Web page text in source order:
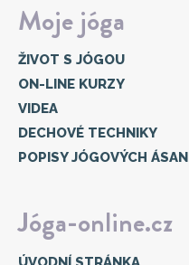
Moje jóga
ŽIVOT S JÓGOU
ON-LINE KURZY
VIDEA
DECHOVÉ TECHNIKY
POPISY JÓGOVÝCH ÁSAN
Jóga-online.cz